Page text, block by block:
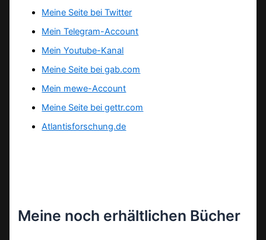
Meine Seite bei Twitter
Mein Telegram-Account
Mein Youtube-Kanal
Meine Seite bei gab.com
Mein mewe-Account
Meine Seite bei gettr.com
Atlantisforschung.de
Meine noch erhältlichen Bücher